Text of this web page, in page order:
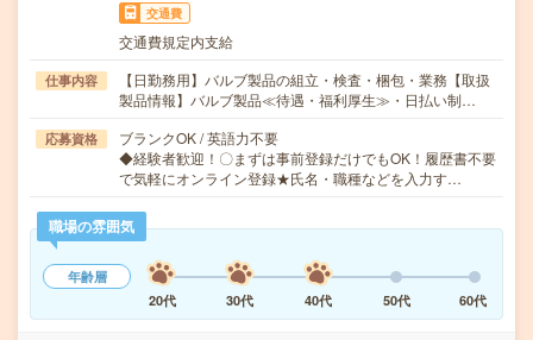
交通費
交通費規定内支給
仕事内容
【日勤務用】バルブ製品の組立・検査・梱包・業務【取扱
製品情報】バルブ製品≪待遇・福利厚生≫・日払い制…
応募資格
ブランクOK / 英語力不要
◆経験者歓迎！〇まずは事前登録だけでもOK！履歴書不要
で気軽にオンライン登録★氏名・職種などを入力す…
職場の雰囲気
年齢層
20代
30代 40代 50代 60代